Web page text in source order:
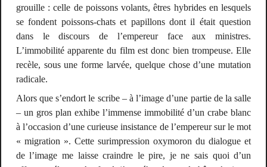
grouille : celle de poissons volants, êtres hybrides en lesquels
se fondent poissons-chats et papillons dont il était question
dans le discours de l’empereur face aux ministres.
L’immobilité apparente du film est donc bien trompeuse. Elle
recèle, sous une forme larvée, quelque chose d’une mutation
radicale.
Alors que s’endort le scribe – à l’image d’une partie de la salle
– un gros plan exhibe l’immense immobilité d’un crabe blanc
à l’occasion d’une curieuse insistance de l’empereur sur le mot
« migration ». Cette surimpression oxymoron du dialogue et
de l’image me laisse craindre le pire, je ne sais quoi d’un